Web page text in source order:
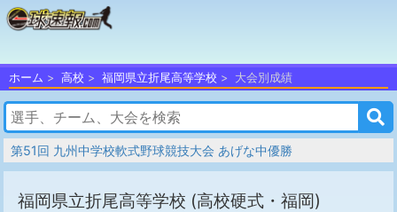
ホーム 高校 福岡県立折尾高等学校 大会別成績
第51回 九州中学校軟式野球競技大会 あげな中優勝
福岡県立折尾高等学校 (高校硬式・福岡)